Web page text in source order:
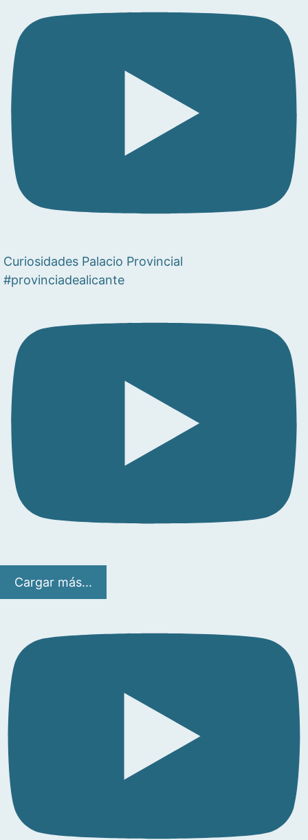
Curiosidades Palacio Provincial
#provinciadealicante
Cargar más...